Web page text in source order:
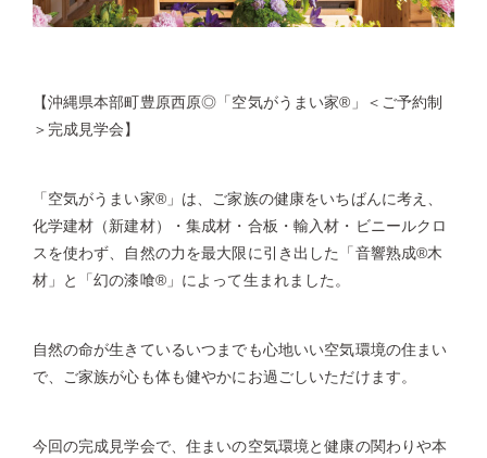
【沖縄県本部町豊原西原◎「空気がうまい家®」＜ご予約制
＞完成見学会】
「空気がうまい家®」は、ご家族の健康をいちばんに考え、
化学建材（新建材）・集成材・合板・輸入材・ビニールクロ
スを使わず、自然の力を最大限に引き出した「音響熟成®木
材」と「幻の漆喰®」によって生まれました。
自然の命が生きているいつまでも心地いい空気環境の住まい
で、ご家族が心も体も健やかにお過ごしいただけます。
今回の完成見学会で、住まいの空気環境と健康の関わりや本